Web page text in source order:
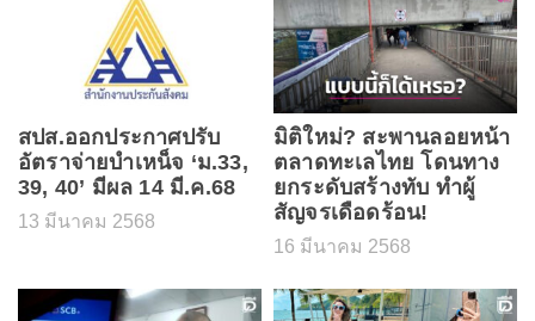
สปส.ออกประกาศปรับ
อัตราจ่ายบำเหน็จ ‘ม.33,
39, 40’ มีผล 14 มี.ค.68
13 มีนาคม 2568
มิติใหม่? สะพานลอยหน้า
ตลาดทะเลไทย โดนทาง
ยกระดับสร้างทับ ทำผู้
สัญจรเดือดร้อน!
16 มีนาคม 2568